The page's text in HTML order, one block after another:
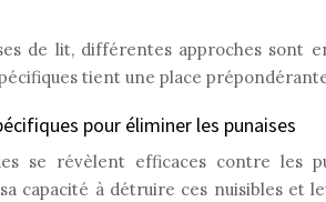
de lit, différentes approches sont
tient une place
pour éliminer les punaises
se révèlent efficaces contre les
capacité à détruire ces nuisibles et